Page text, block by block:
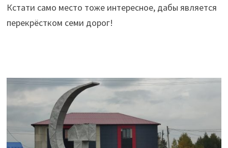
Кстати само место тоже интересное, дабы является
перекрёстком семи дорог!